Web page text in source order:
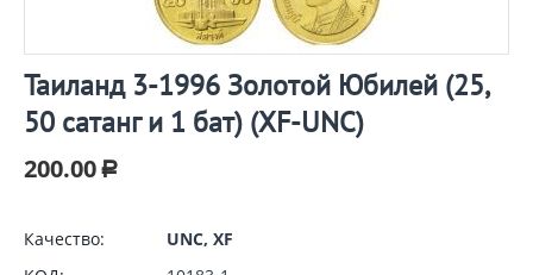
Таиланд 3-1996 Золотой Юбилей (25,
50 сатанг и 1 бат) (XF-UNC)
200.00 Р
Качество:
UNC, XF